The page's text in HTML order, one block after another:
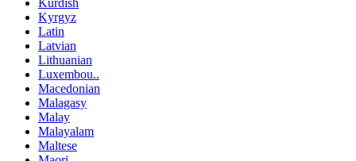
Kyrgyz
Latin
Latvian
Lithuanian
Luxembou..
Macedonian
Malagasy
Malay
Malayalam
Maltese